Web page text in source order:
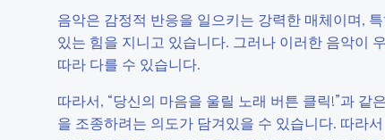
음악은 감정적 반응을 일으키는 강력한 매체이며,
있는 힘을 지니고 있습니다. 그러나 이러한 음악이
따라 다를 수 있습니다.
따라서, “당신의 마음을 울릴 노래 버튼 클릭!”과
을 조종하려는 의도가 담겨있을 수 있습니다. 따라